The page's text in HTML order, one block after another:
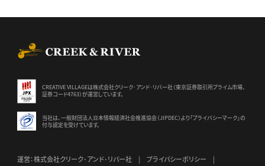
CREATIVE VILLAGEは株式会社クリーク･アンド･リバー社（東京証券取引所プライム市場、
証券コード4763）が運営しています。
当社は、一般財団法人日本情報経済社会推進協会（JIPDEC）より 「プライバシーマーク」の
付与認定を受けています。
運営：株式会社クリーク･アンド･リバー社 プライバシーポリシー